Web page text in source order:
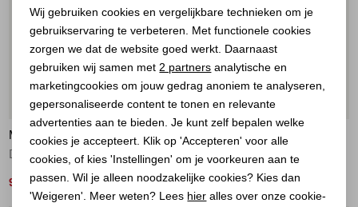
20%
MAC DAMES
96,00 119,95
MAC DAMES
DREAM WIDE white denim-
96,00 119,95
Personalisatie cookies
Analytische cookies
Marketing cookies
Wij gebruiken cookies en vergelijkbare technieken om je
gebruikservaring te verbeteren. Met functionele cookies
zorgen we dat de website goed werkt. Daarnaast
gebruiken wij samen met 2 partners analytische en
marketingcookies om jouw gedrag anoniem te analyseren,
gepersonaliseerde content te tonen en relevante
advertenties aan te bieden. Je kunt zelf bepalen welke
cookies je accepteert. Klik op 'Accepteren' voor alle
cookies, of kies 'Instellingen' om je voorkeuren aan te
passen. Wil je alleen noodzakelijke cookies? Kies dan
'Weigeren'. Meer weten? Lees hier alles over onze cookie-